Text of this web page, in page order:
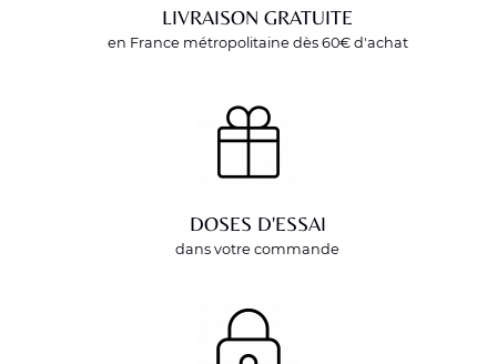
LIVRAISON GRATUITE
en France métropolitaine dès 60€ d'achat
DOSES D'ESSAI
dans votre commande